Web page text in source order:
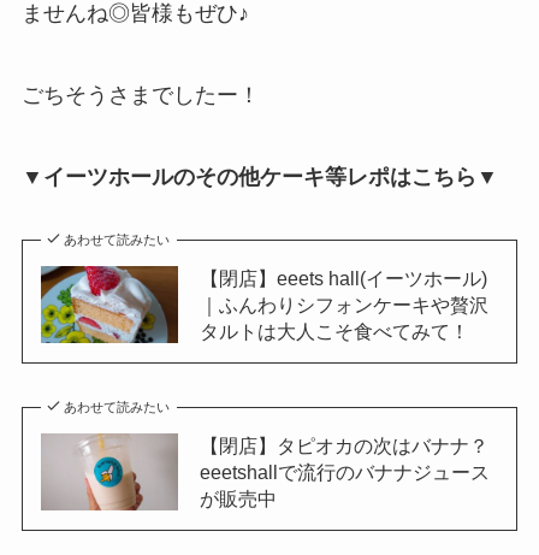
ませんね◎皆様もぜひ♪
ごちそうさまでしたー！
▼イーツホールのその他ケーキ等レポはこちら▼
あわせて読みたい
【閉店】eeets hall(イーツホール)
｜ふんわりシフォンケーキや贅沢
タルトは大人こそ食べてみて！
あわせて読みたい
【閉店】タピオカの次はバナナ？
eeetshallで流行のバナナジュース
が販売中